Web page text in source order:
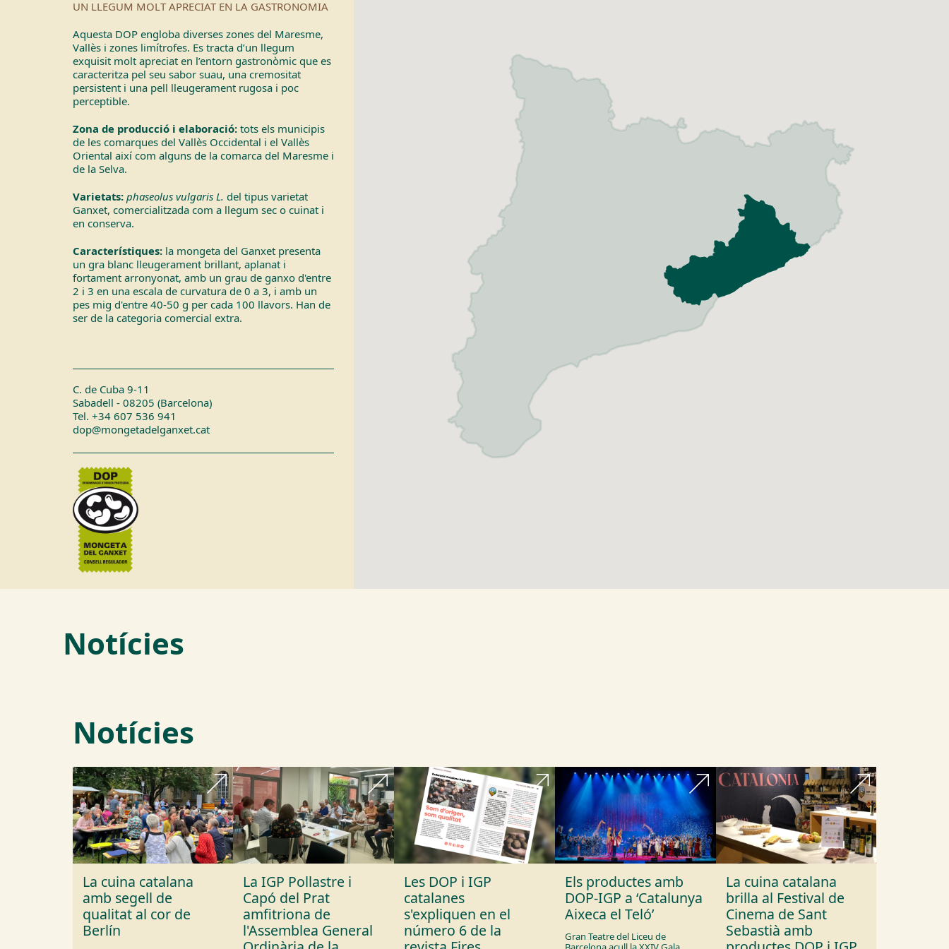
UN LLEGUM MOLT APRECIAT EN LA GASTRONOMIA
Aquesta DOP engloba diverses zones del Maresme,
Vallès i zones limítrofes. Es tracta d’un llegum
exquisit molt apreciat en l’entorn gastronòmic que es
caracteritza pel seu sabor suau, una cremositat
persistent i una pell lleugerament rugosa i poc
perceptible.
Zona de producció i elaboració:tots els municipis
de les comarques del Vallès Occidental i el Vallès
Oriental així com alguns de la comarca del Maresme i
de la Selva.
Varietats: phaseolus vulgaris L. del tipus varietat
Ganxet, comercialitzada com a llegum sec o cuinat i
en conserva.
Característiques:la mongeta del Ganxet presenta
un gra blanc lleugerament brillant, aplanat i
fortament arronyonat, amb un grau de ganxo d'entre
2 i 3 en una escala de curvatura de 0 a 3, i amb un
pes mig d'entre 40-50 g per cada 100 llavors. Han de
ser de la categoria comercial extra.
C. de Cuba 9-11
Sabadell - 08205 (Barcelona)
Tel. +34 607 536 941
dop@mongetadelganxet.cat
Notícies
Notícies
La cuina catalana
amb segell de
qualitat al cor de
Berlín
La IGP Pollastre i
Capó del Prat
amfitriona de
l'Assemblea General
Les DOP i IGP
catalanes
s'expliquen en el
número 6 de la
Els productes amb
DOP-IGP a ‘Catalunya
Aixeca el Teló’
Gran Teatre del Liceu de
La cuina catalana
brilla al Festival de
Cinema de Sant
Sebastià amb